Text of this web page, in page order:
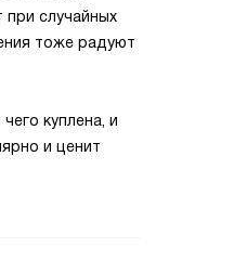
случайных
тоже радуют
куплена, и
и ценит